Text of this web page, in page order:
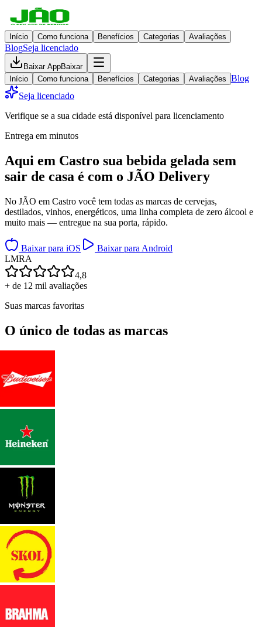
Início Como funciona Benefícios Categorias Avaliações
BlogSeja licenciado
Baixar AppBaixar
Início
Como funciona Benefícios Categorias Avaliações Blog
Seja licenciado
Verifique se a sua cidade está disponível para licenciamento
Entrega em minutos
Aqui em Castro sua bebida gelada sem
sair de casa é com o JÃO Delivery
No JÃO em Castro você tem todas as marcas de cervejas,
destilados, vinhos, energéticos, uma linha completa de zero álcool e
muito mais — entregue na sua porta, rápido.
Baixar para iOS
Baixar para Android
LMRA
4,8
+ de 12 mil avaliações
Suas marcas favoritas
O único de todas as marcas